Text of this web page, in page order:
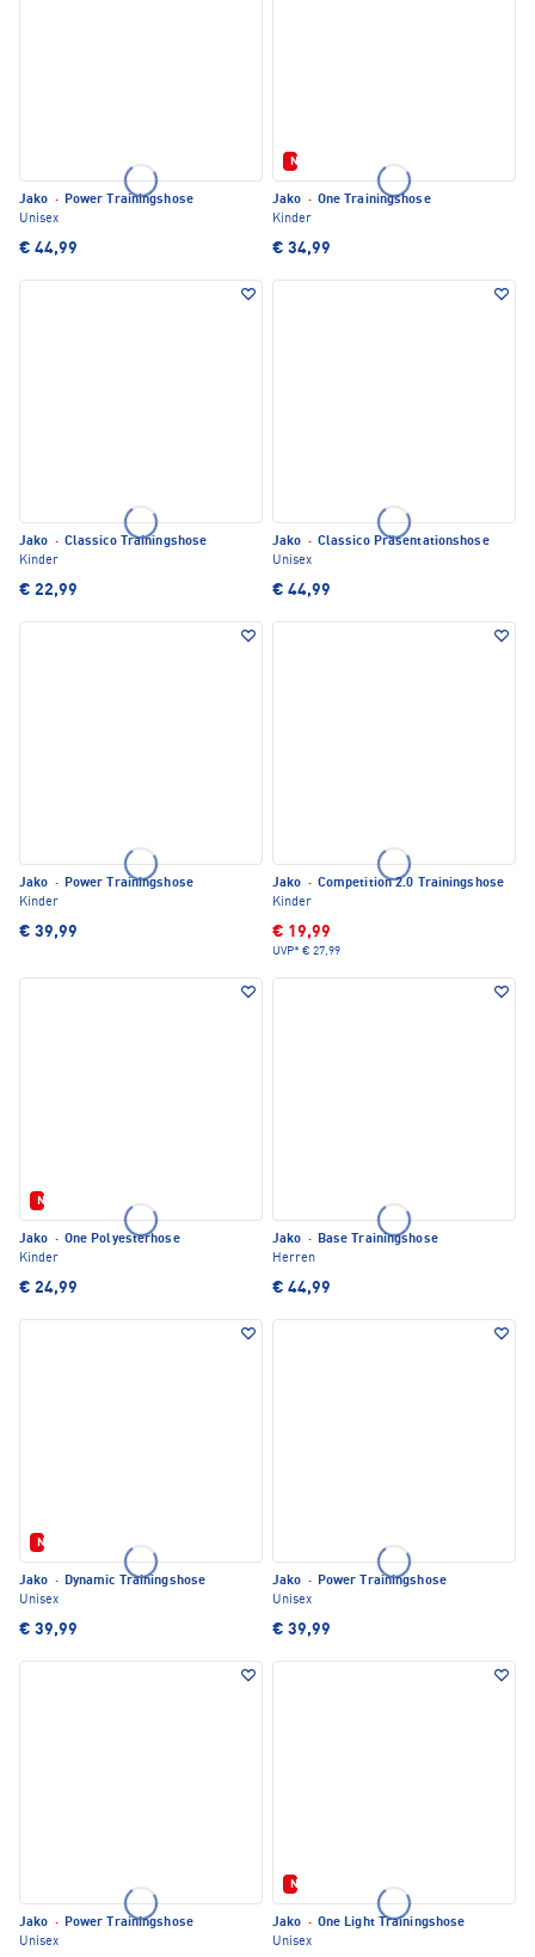
Jako · Power Trainingshose
Unisex
€ 44,99
Neu
Jako · One Trainingshose
Kinder
€ 34,99
Jako · Classico Trainingshose
Kinder
€ 22,99
Jako · Classico Präsentationshose
Unisex
€ 44,99
Jako · Power Trainingshose
Kinder
€ 39,99
Jako · Competition 2.0 Trainingshose
Kinder
€ 19,99
UVP* € 27,99
Neu
Jako · One Polyesterhose
Kinder
€ 24,99
Jako · Base Trainingshose
Herren
€ 44,99
Neu
Jako · Dynamic Trainingshose
Unisex
€ 39,99
Jako · Power Trainingshose
Unisex
€ 39,99
Jako · Power Trainingshose
Unisex
Neu
Jako · One Light Trainingshose
Unisex